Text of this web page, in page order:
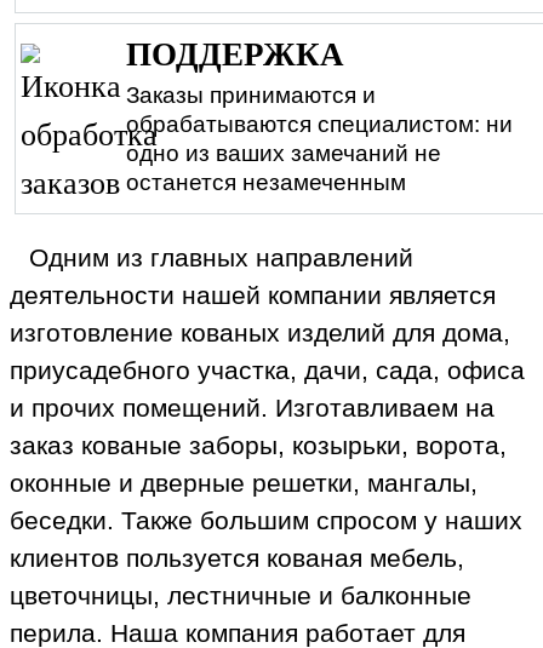
ПОДДЕРЖКА
Заказы принимаются и
обрабатываются специалистом: ни
одно из ваших замечаний не
останется незамеченным
Одним из главных направлений
деятельности нашей компании является
изготовление кованых изделий для дома,
приусадебного участка, дачи, сада, офиса
и прочих помещений. Изготавливаем на
заказ кованые заборы, козырьки, ворота,
оконные и дверные решетки, мангалы,
беседки. Также большим спросом у наших
клиентов пользуется кованая мебель,
цветочницы, лестничные и балконные
перила. Наша компания работает для